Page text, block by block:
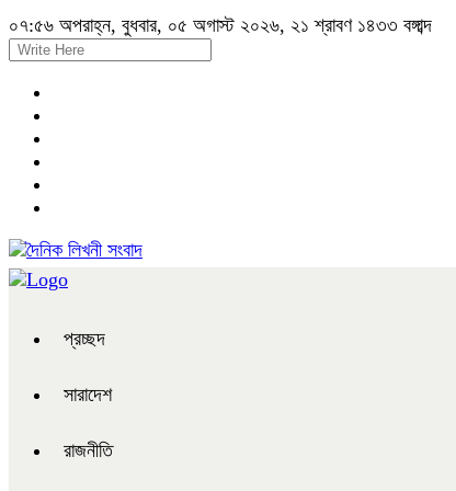
০৭:৫৬ অপরাহ্ন, বুধবার, ০৫ অগাস্ট ২০২৬, ২১ শ্রাবণ ১৪৩৩ বঙ্গাব্দ
প্রচ্ছদ
সারাদেশ
রাজনীতি